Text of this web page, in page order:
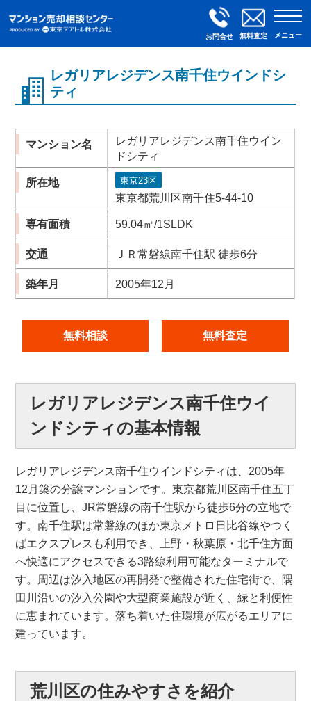
お問合せ 無料査定 メニュー
レガリアレジデンス南千住ウインドシ
ティ
マンション名
レガリアレジデンス南千住ウイン
ドシティ
所在地 東京23区
東京都荒川区南千住5-44-10
専有面積 59.04㎡/1SLDK
交通 ＪＲ常磐線南千住駅 徒歩6分
築年月 2005年12月
無料相談 無料査定
レガリアレジデンス南千住ウイ
ンドシティの基本情報
レガリアレジデンス南千住ウインドシティは、2005年
12月築の分譲マンションです。東京都荒川区南千住五丁
目に位置し、JR常磐線の南千住駅から徒歩6分の立地で
す。南千住駅は常磐線のほか東京メトロ日比谷線やつく
ばエクスプレスも利用でき、上野・秋葉原・北千住方面
へ快適にアクセスできる3路線利用可能なターミナルで
す。周辺は汐入地区の再開発で整備された住宅街で、隅
田川沿いの汐入公園や大型商業施設が近く、緑と利便性
に恵まれています。落ち着いた住環境が広がるエリアに
建っています。
荒川区の住みやすさを紹介